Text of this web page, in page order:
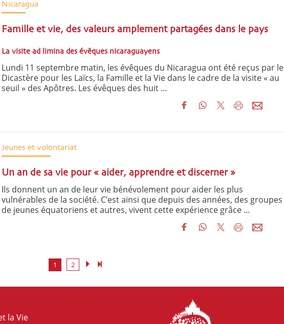
Nicaragua
Famille et vie, des valeurs amplement partagées dans le pays
La visite ad limina des évêques nicaraguayens
Lundi 11 septembre matin, les évêques du Nicaragua ont été reçus par le
Dicastère pour les Laïcs, la Famille et la Vie dans le cadre de la visite « au
seuil » des Apôtres. Les évêques des huit ...
Jeunes et volontariat
Un an de sa vie pour « aider, apprendre et discerner »
Ils donnent un an de leur vie bénévolement pour aider les plus
vulnérables de la société. C’est ainsi que depuis des années, des groupes
de jeunes équatoriens et autres, vivent cette expérience grâce ...
1 2
la Vie